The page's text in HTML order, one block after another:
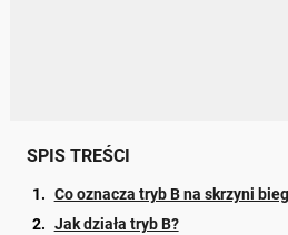
SPIS TREŚCI
Co oznacza tryb B na skrzyni
Jak działa tryb B?